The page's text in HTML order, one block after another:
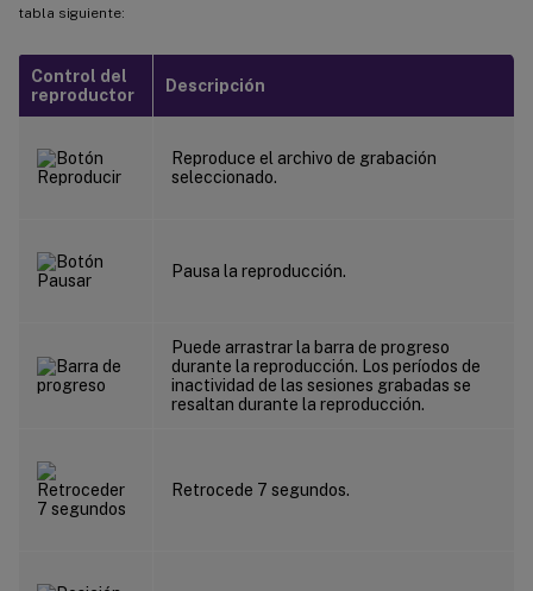
tabla siguiente:
Control del
reproductor
Descripción
Reproduce el archivo de grabación
seleccionado.
Pausa la reproducción.
Puede arrastrar la barra de progreso
durante la reproducción. Los períodos de
inactividad de las sesiones grabadas se
resaltan durante la reproducción.
Retrocede 7 segundos.